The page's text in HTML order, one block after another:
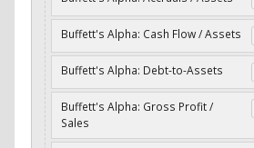
Buffett's Alpha: Cash Flow / Assets
Buffett's Alpha: Debt-to-Assets
Buffett's Alpha: Gross Profit /
Sales